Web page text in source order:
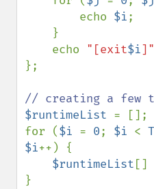
        echo
$i;
    echo
"[exit$i]"
};
$runtimeList = [];
for ($i = 0; $i <
$i++) {
$runtimeList []